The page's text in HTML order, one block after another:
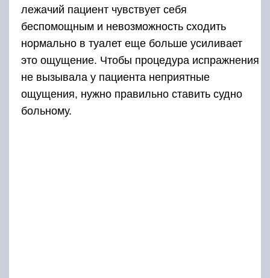
лежачий пациент чувствует себя
беспомощным и невозможность сходить
нормально в туалет еще больше усиливает
это ощущение. Чтобы процедура испражнения
не вызывала у пациента неприятные
ощущения, нужно правильно ставить судно
больному.